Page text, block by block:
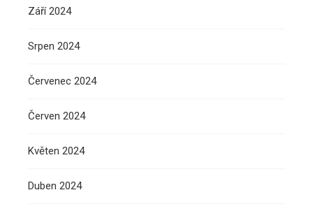
Září 2024
Srpen 2024
Červenec 2024
Červen 2024
Květen 2024
Duben 2024